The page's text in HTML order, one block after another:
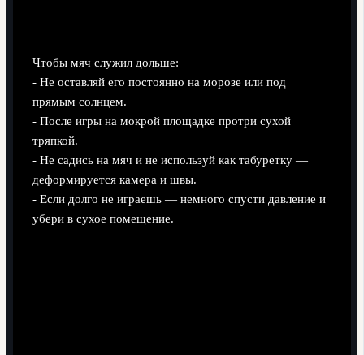
Чтобы мяч служил дольше:
- Не оставляй его постоянно на морозе или под
прямым солнцем.
- После игры на мокрой площадке протри сухой
тряпкой.
- Не садись на мяч и не используй как табуретку —
деформируется камера и швы.
- Если долго не играешь — немного спусти давление и
убери в сухое помещение.